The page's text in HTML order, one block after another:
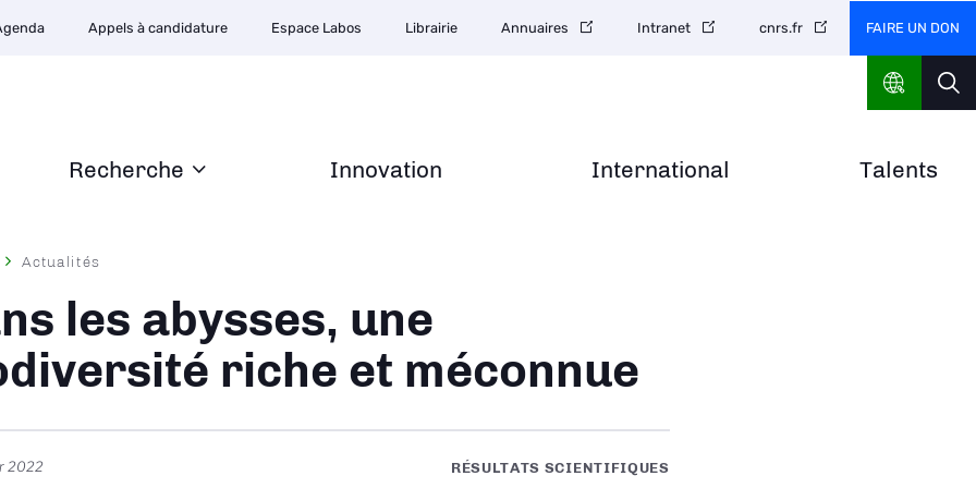
Recherche Innovation International Talents
Appels à candidature Espace Labos Librairie Annuaires Intranet cnrs.fr FAIRE UN DON
Actualités
les abysses, une
riche et méconnue
2022 RÉSULTATS SCIENTIFIQUES